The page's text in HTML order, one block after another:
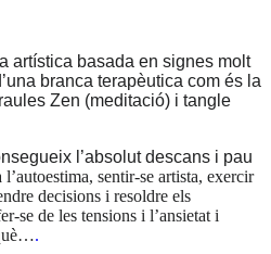
artística basada en signes molt
branca terapèutica com és la
Zen (meditació) i tangle
l’absolut descans i pau
l’autoestima, sentir-se artista, exercir
decisions i resoldre els
se de les tensions i l’ansietat i
.